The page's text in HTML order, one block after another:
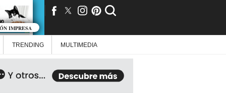
IMPRESA
TRENDING MULTIMEDIA